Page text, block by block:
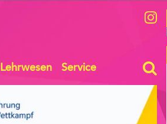
Lehrwesen Service